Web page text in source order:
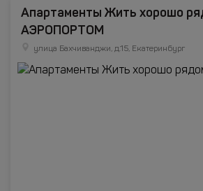
Апартаменты Жить хорошо
АЭРОПОРТОМ
улица Бахчиванджи, д.15, Екатеринбург